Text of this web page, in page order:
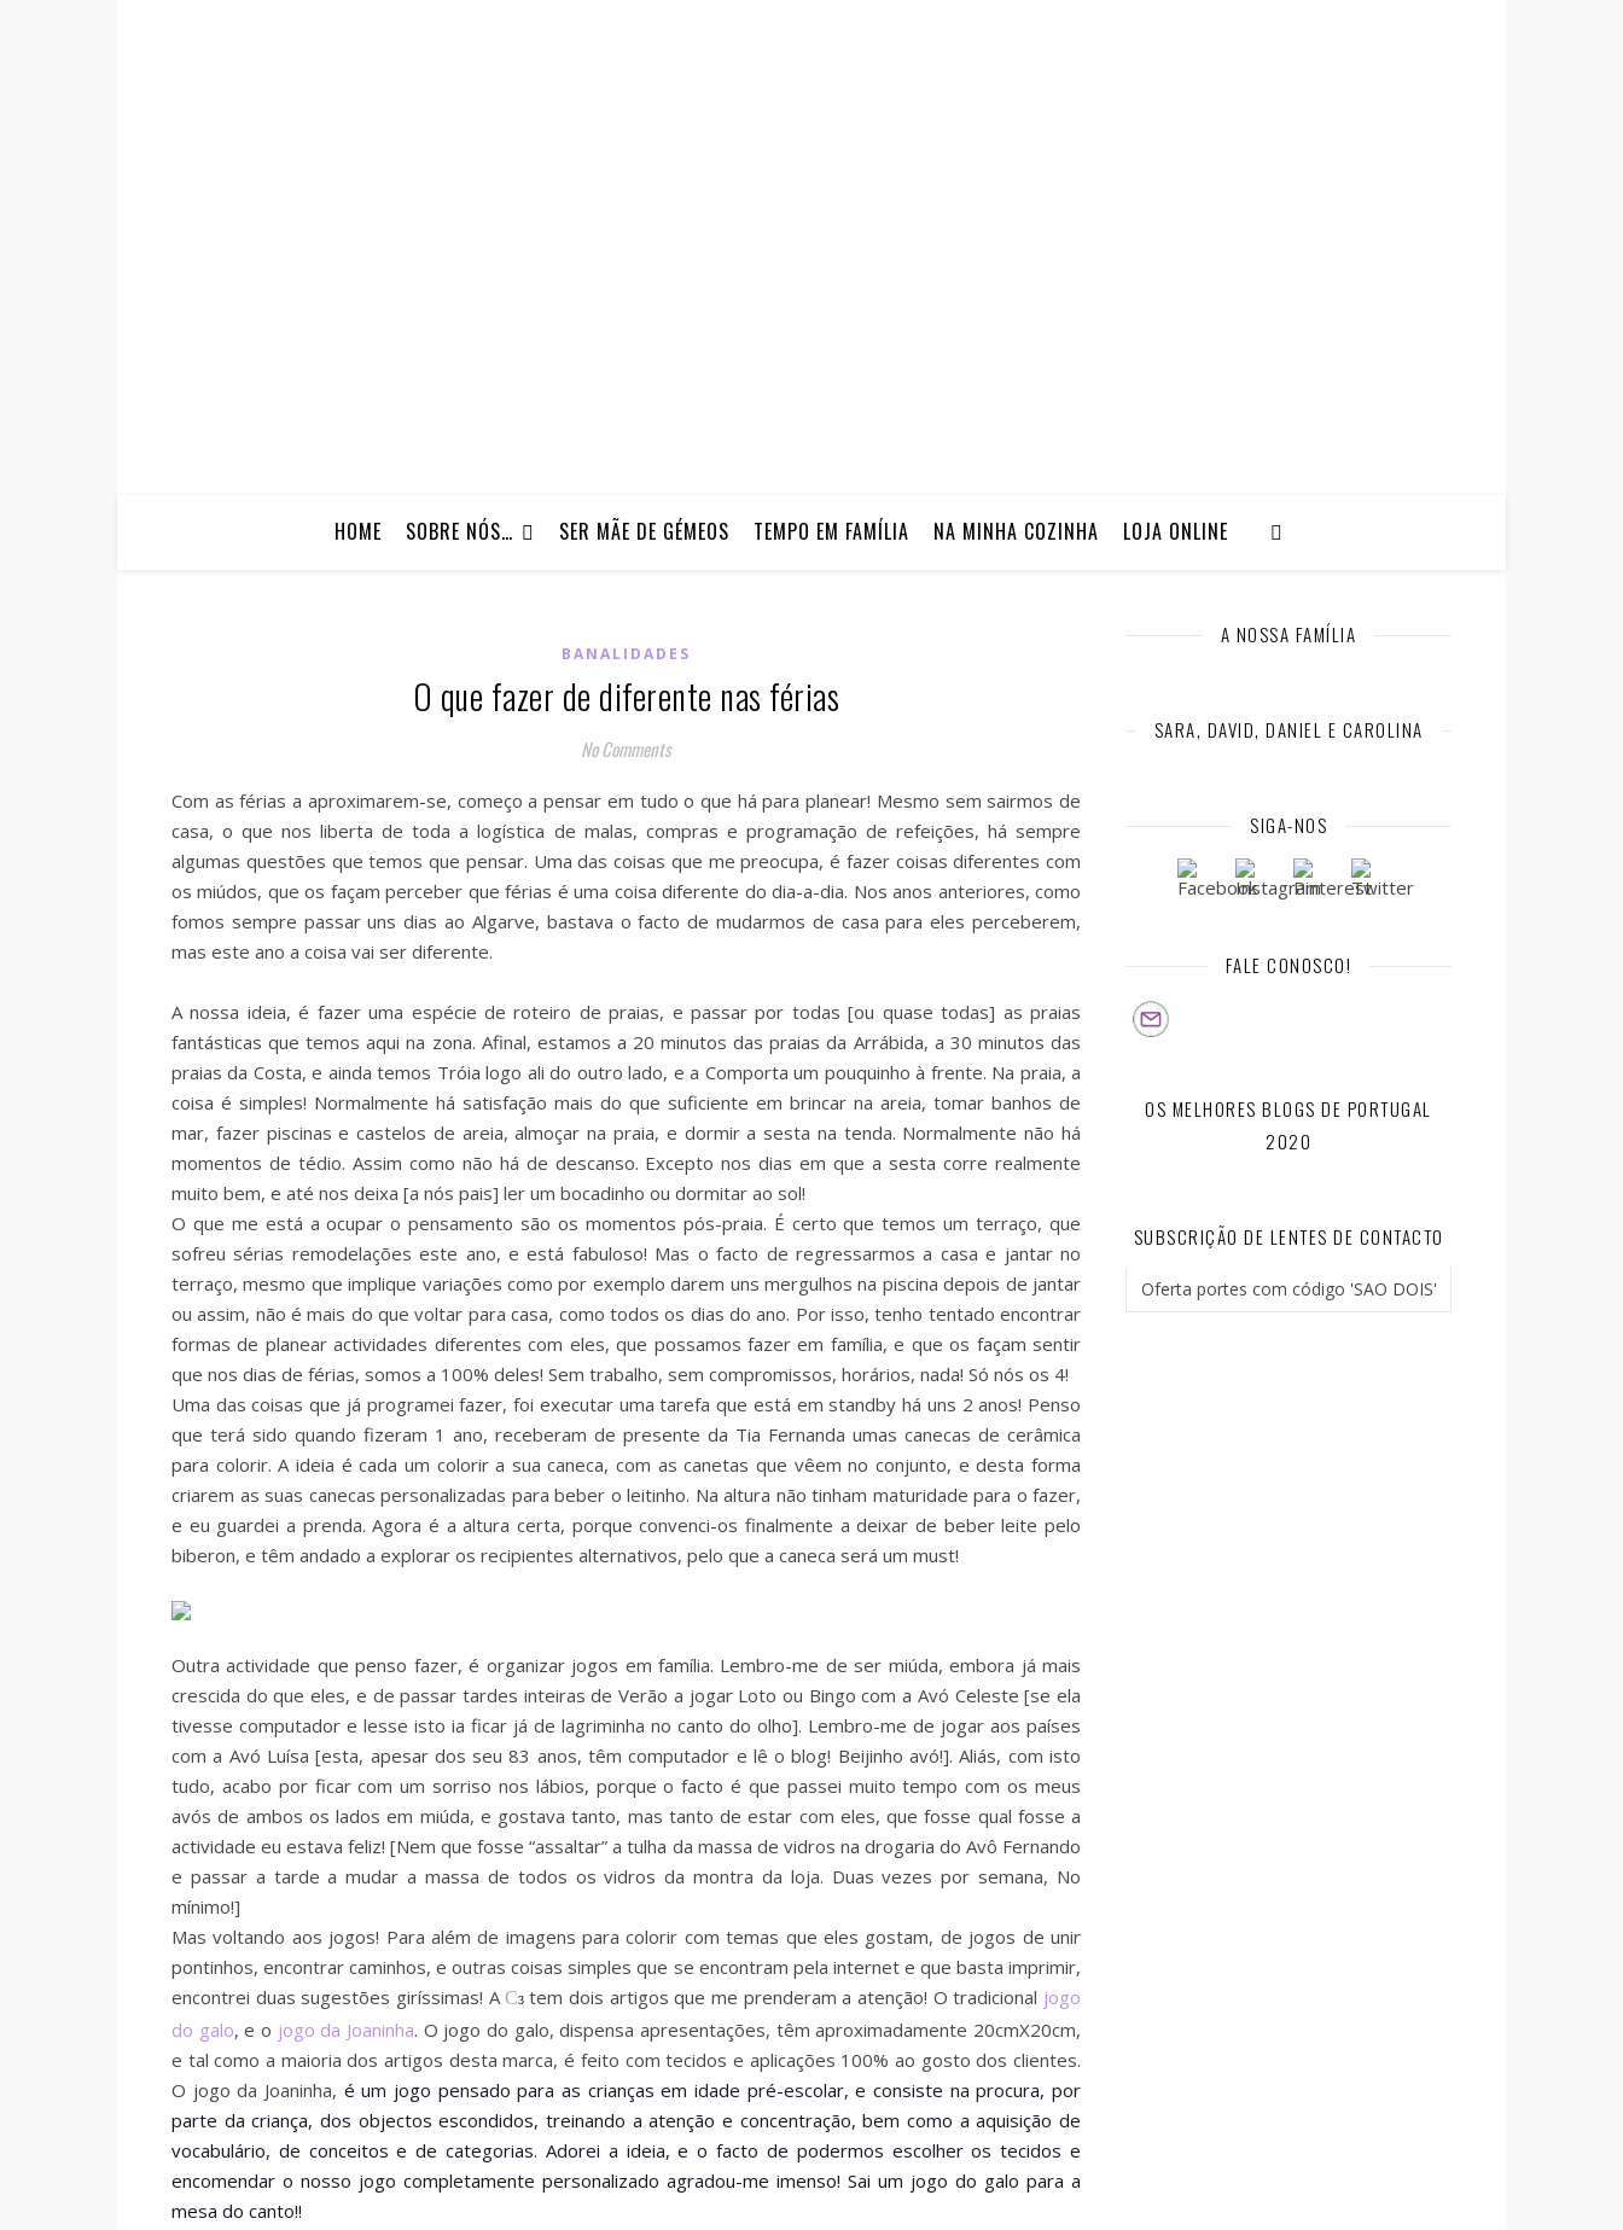
HOME SOBRE NÓS… SER MÃE DE GÉMEOS TEMPO EM FAMÍLIA NA MINHA COZINHA LOJA ONLINE
BANALIDADES
O que fazer de diferente nas férias
No Comments
Com as férias a aproximarem-se, começo a pensar em tudo o que há para planear! Mesmo sem sairmos de
casa, o que nos liberta de toda a logística de malas, compras e programação de refeições, há sempre
algumas questões que temos que pensar. Uma das coisas que me preocupa, é fazer coisas diferentes com
os miúdos, que os façam perceber que férias é uma coisa diferente do dia-a-dia. Nos anos anteriores, como
fomos sempre passar uns dias ao Algarve, bastava o facto de mudarmos de casa para eles perceberem,
mas este ano a coisa vai ser diferente.
A nossa ideia, é fazer uma espécie de roteiro de praias, e passar por todas [ou quase todas] as praias
fantásticas que temos aqui na zona. Afinal, estamos a 20 minutos das praias da Arrábida, a 30 minutos das
praias da Costa, e ainda temos Tróia logo ali do outro lado, e a Comporta um pouquinho à frente. Na praia, a
coisa é simples! Normalmente há satisfação mais do que suficiente em brincar na areia, tomar banhos de
mar, fazer piscinas e castelos de areia, almoçar na praia, e dormir a sesta na tenda. Normalmente não há
momentos de tédio. Assim como não há de descanso. Excepto nos dias em que a sesta corre realmente
muito bem, e até nos deixa [a nós pais] ler um bocadinho ou dormitar ao sol!
O que me está a ocupar o pensamento são os momentos pós-praia. É certo que temos um terraço, que
sofreu sérias remodelações este ano, e está fabuloso! Mas o facto de regressarmos a casa e jantar no
terraço, mesmo que implique variações como por exemplo darem uns mergulhos na piscina depois de jantar
ou assim, não é mais do que voltar para casa, como todos os dias do ano. Por isso, tenho tentado encontrar
formas de planear actividades diferentes com eles, que possamos fazer em família, e que os façam sentir
que nos dias de férias, somos a 100% deles! Sem trabalho, sem compromissos, horários, nada! Só nós os 4!
Uma das coisas que já programei fazer, foi executar uma tarefa que está em standby há uns 2 anos! Penso
que terá sido quando fizeram 1 ano, receberam de presente da Tia Fernanda umas canecas de cerâmica
para colorir. A ideia é cada um colorir a sua caneca, com as canetas que vêem no conjunto, e desta forma
criarem as suas canecas personalizadas para beber o leitinho. Na altura não tinham maturidade para o fazer,
e eu guardei a prenda. Agora é a altura certa, porque convenci-os finalmente a deixar de beber leite pelo
biberon, e têm andado a explorar os recipientes alternativos, pelo que a caneca será um must!
Outra actividade que penso fazer, é organizar jogos em família. Lembro-me de ser miúda, embora já mais
crescida do que eles, e de passar tardes inteiras de Verão a jogar Loto ou Bingo com a Avó Celeste [se ela
tivesse computador e lesse isto ia ficar já de lagriminha no canto do olho]. Lembro-me de jogar aos países
com a Avó Luísa [esta, apesar dos seu 83 anos, têm computador e lê o blog! Beijinho avó!]. Aliás, com isto
tudo, acabo por ficar com um sorriso nos lábios, porque o facto é que passei muito tempo com os meus
avós de ambos os lados em miúda, e gostava tanto, mas tanto de estar com eles, que fosse qual fosse a
actividade eu estava feliz! [Nem que fosse “assaltar” a tulha da massa de vidros na drogaria do Avô Fernando
e passar a tarde a mudar a massa de todos os vidros da montra da loja. Duas vezes por semana, No
mínimo!]
Mas voltando aos jogos! Para além de imagens para colorir com temas que eles gostam, de jogos de unir
pontinhos, encontrar caminhos, e outras coisas simples que se encontram pela internet e que basta imprimir,
encontrei duas sugestões giríssimas! AC3tem dois artigos que me prenderam a atenção! O tradicional jogo
do galo, e o jogo da Joaninha. O jogo do galo, dispensa apresentações, têm aproximadamente 20cmX20cm,
e tal como a maioria dos artigos desta marca, é feito com tecidos e aplicações 100% ao gosto dos clientes.
O jogo da Joaninha, é um jogo pensado para as crianças em idade pré-escolar, econsiste na procura, por
parte da criança, dos objectos escondidos, treinando a atenção e concentração, bem como a aquisição de
vocabulário, de conceitos e de categorias. Adorei a ideia, e o facto de podermos escolher os tecidos e
encomendar o nosso jogo completamente personalizado agradou-me imenso! Sai um jogo do galo para a
mesa do canto!!
A NOSSA FAMÍLIA
SARA, DAVID, DANIEL E CAROLINA
SIGA-NOS
FALE CONOSCO!
OS MELHORES BLOGS DE PORTUGAL
2020
SUBSCRIÇÃO DE LENTES DE CONTACTO
Oferta portes com código 'SAO DOIS'